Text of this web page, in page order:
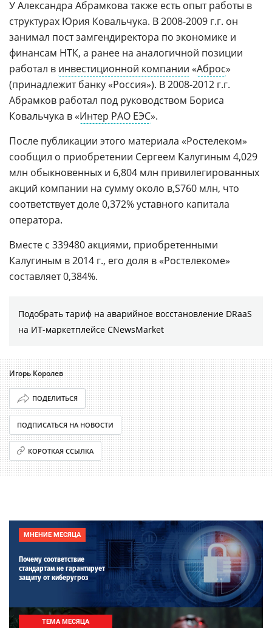
У Александра Абрамкова также есть опыт работы в
структурах Юрия Ковальчука. В 2008-2009 г.г. он
занимал пост замгендиректора по экономике и
финансам НТК, а ранее на аналогичной позиции
работал в инвестиционной компании «Аброс»
(принадлежит банку «Россия»). В 2008-2012 г.г.
Абрамков работал под руководством Бориса
Ковальчука в «Интер РАО ЕЭС».
После публикации этого материала «Ростелеком»
сообщил о приобретении Сергеем Калугиным 4,029
млн обыкновенных и 6,804 млн привилегированных
акций компании на сумму около
760 млн, что
соответствует доле 0,372% уставного капитала
оператора.
Вместе с 339480 акциями, приобретенными
Калугиным в 2014 г., его доля в «Ростелекоме»
составляет 0,384%.
Подобрать тариф на аварийное восстановление DRaaS
на ИТ-маркетплейсе CNewsMarket
Игорь Королев
ПОДЕЛИТЬСЯ
ПОДПИСАТЬСЯ НА НОВОСТИ
КОРОТКАЯ ССЫЛКА
МНЕНИЕ МЕСЯЦА
Почему соответствие
стандартам не гарантирует
защиту от киберугроз
ТЕМА МЕСЯЦА